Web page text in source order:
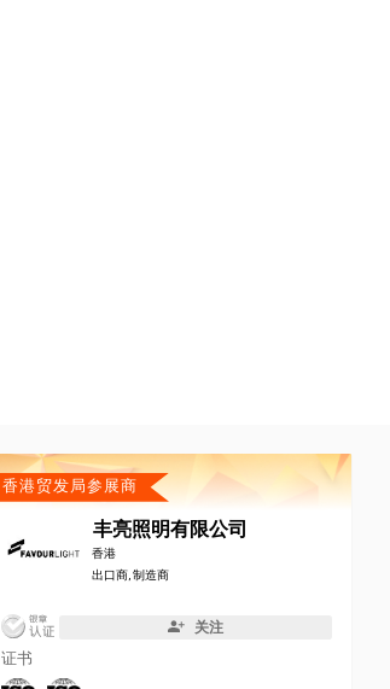
香港贸发局参展商
丰亮照明有限公司
香港
出口商, 制造商
关注
证书